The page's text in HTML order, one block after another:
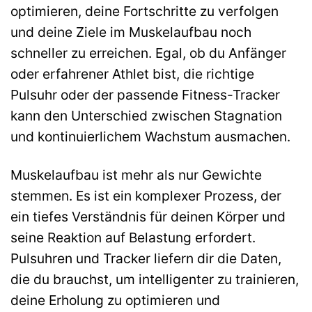
optimieren, deine Fortschritte zu verfolgen
und deine Ziele im Muskelaufbau noch
schneller zu erreichen. Egal, ob du Anfänger
oder erfahrener Athlet bist, die richtige
Pulsuhr oder der passende Fitness-Tracker
kann den Unterschied zwischen Stagnation
und kontinuierlichem Wachstum ausmachen.
Muskelaufbau ist mehr als nur Gewichte
stemmen. Es ist ein komplexer Prozess, der
ein tiefes Verständnis für deinen Körper und
seine Reaktion auf Belastung erfordert.
Pulsuhren und Tracker liefern dir die Daten,
die du brauchst, um intelligenter zu trainieren,
deine Erholung zu optimieren und